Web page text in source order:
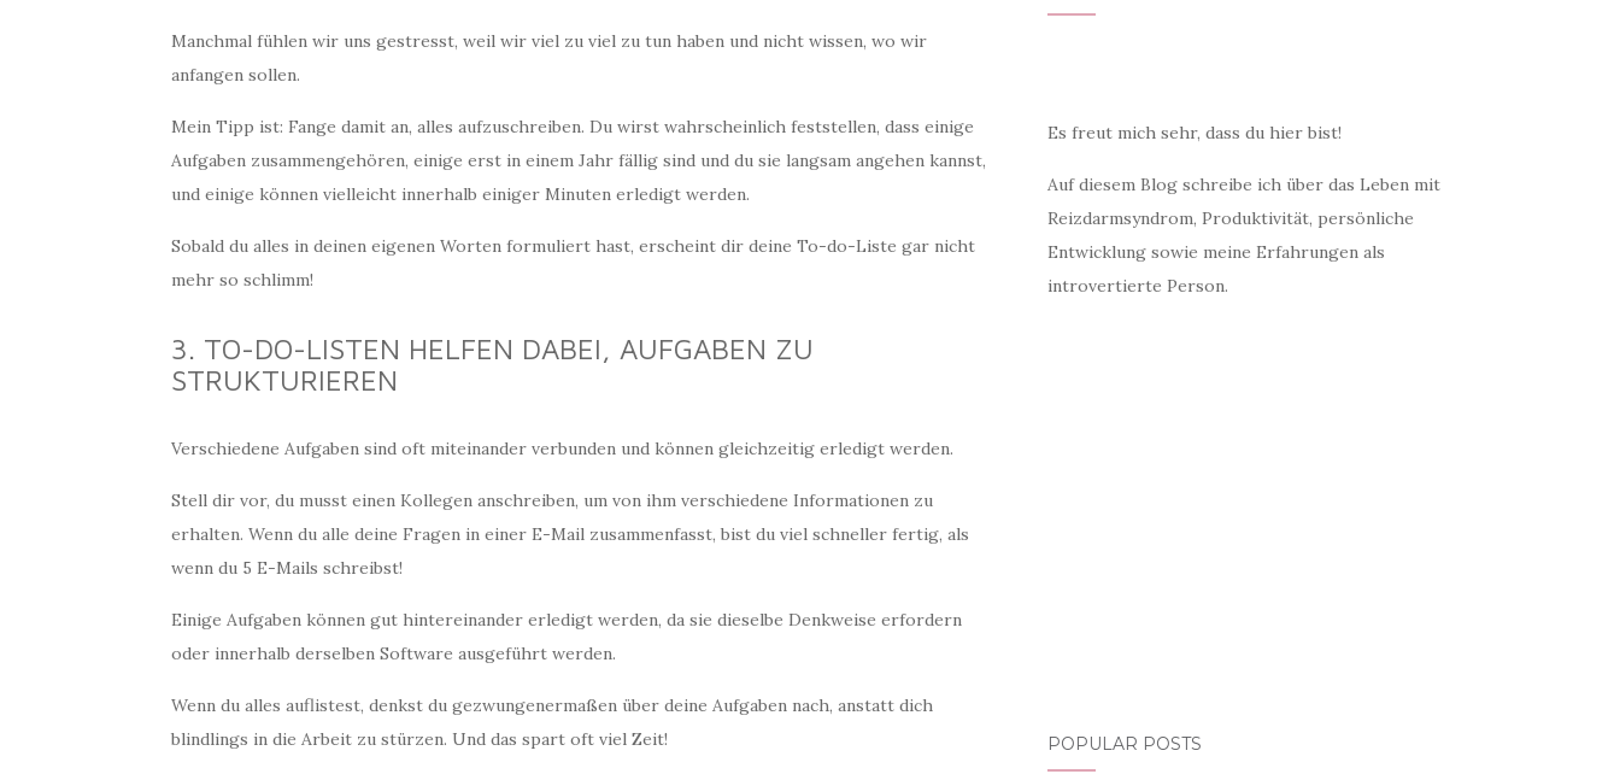
Manchmal fühlen wir uns gestresst, weil wir viel zu viel zu tun haben und nicht wissen, wo wir
anfangen sollen.
Mein Tipp ist: Fange damit an, alles aufzuschreiben. Du wirst wahrscheinlich feststellen, dass einige
Aufgaben zusammengehören, einige erst in einem Jahr fällig sind und du sie langsam angehen kannst,
und einige können vielleicht innerhalb einiger Minuten erledigt werden.
Sobald du alles in deinen eigenen Worten formuliert hast, erscheint dir deine To-do-Liste gar nicht
mehr so schlimm!
3. TO-DO-LISTEN HELFEN DABEI, AUFGABEN ZU
STRUKTURIEREN
Verschiedene Aufgaben sind oft miteinander verbunden und können gleichzeitig erledigt werden.
Stell dir vor, du musst einen Kollegen anschreiben, um von ihm verschiedene Informationen zu
erhalten. Wenn du alle deine Fragen in einer E-Mail zusammenfasst, bist du viel schneller fertig, als
wenn du 5 E-Mails schreibst!
Einige Aufgaben können gut hintereinander erledigt werden, da sie dieselbe Denkweise erfordern
oder innerhalb derselben Software ausgeführt werden.
Wenn du alles auflistest, denkst du gezwungenermaßen über deine Aufgaben nach, anstatt dich
blindlings in die Arbeit zu stürzen. Und das spart oft viel Zeit!
Es freut mich sehr, dass du hier bist!
Auf diesem Blog schreibe ich über das Leben mit
Reizdarmsyndrom, Produktivität, persönliche
Entwicklung sowie meine Erfahrungen als
introvertierte Person.
POPULAR POSTS